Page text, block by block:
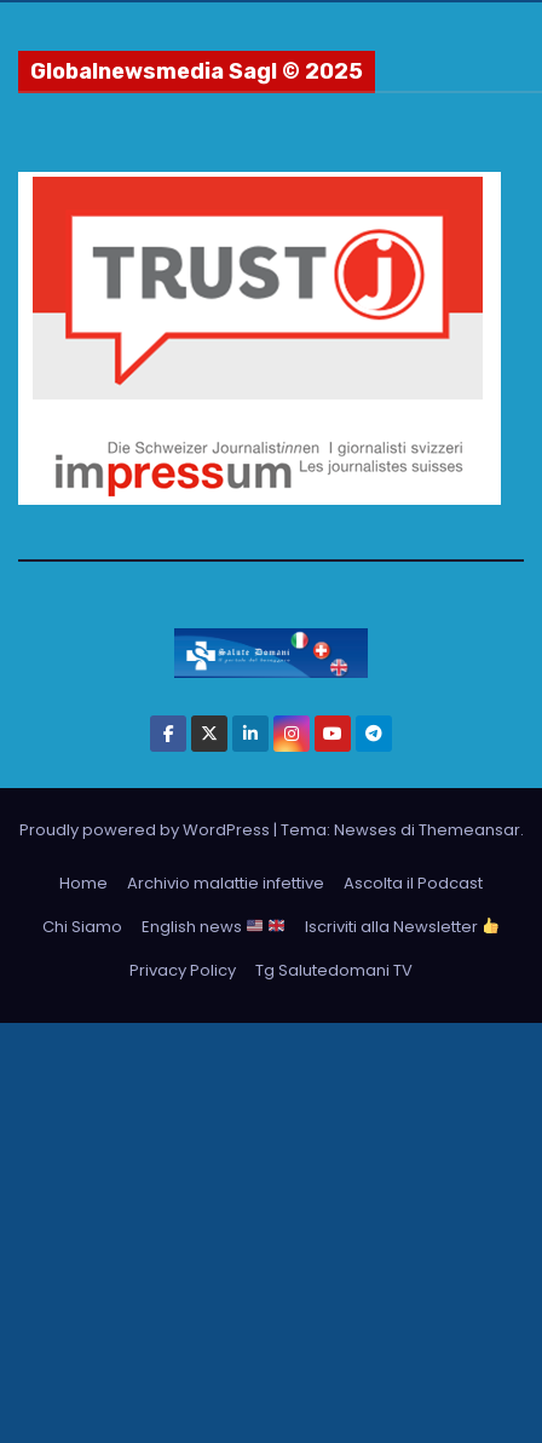
Globalnewsmedia Sagl © 2025
Proudly powered by WordPress | Tema: Newses di Themeansar.
Home Archivio malattie infettive
Ascolta il Podcast
Chi Siamo
English news
Iscriviti alla Newsletter
Privacy Policy
Tg Salutedomani TV